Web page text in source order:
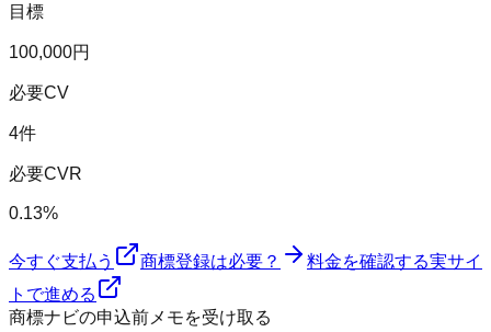
目標
100,000円
必要CV
4件
必要CVR
0.13%
今すぐ支払う 商標登録は必要？ 料金を確認する実サイ
トで進める
商標ナビの申込前メモを受け取る